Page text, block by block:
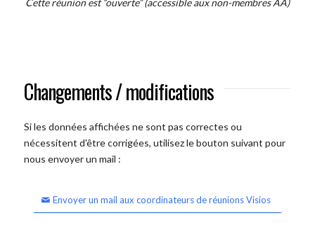
Cette réunion est “ouverte” (accessible aux non-membres AA)
Changements / modifications
Si les données affichées ne sont pas correctes ou
nécessitent d'être corrigées, utilisez le bouton suivant pour
nous envoyer un mail :
Envoyer un mail aux coordinateurs de réunions Visios